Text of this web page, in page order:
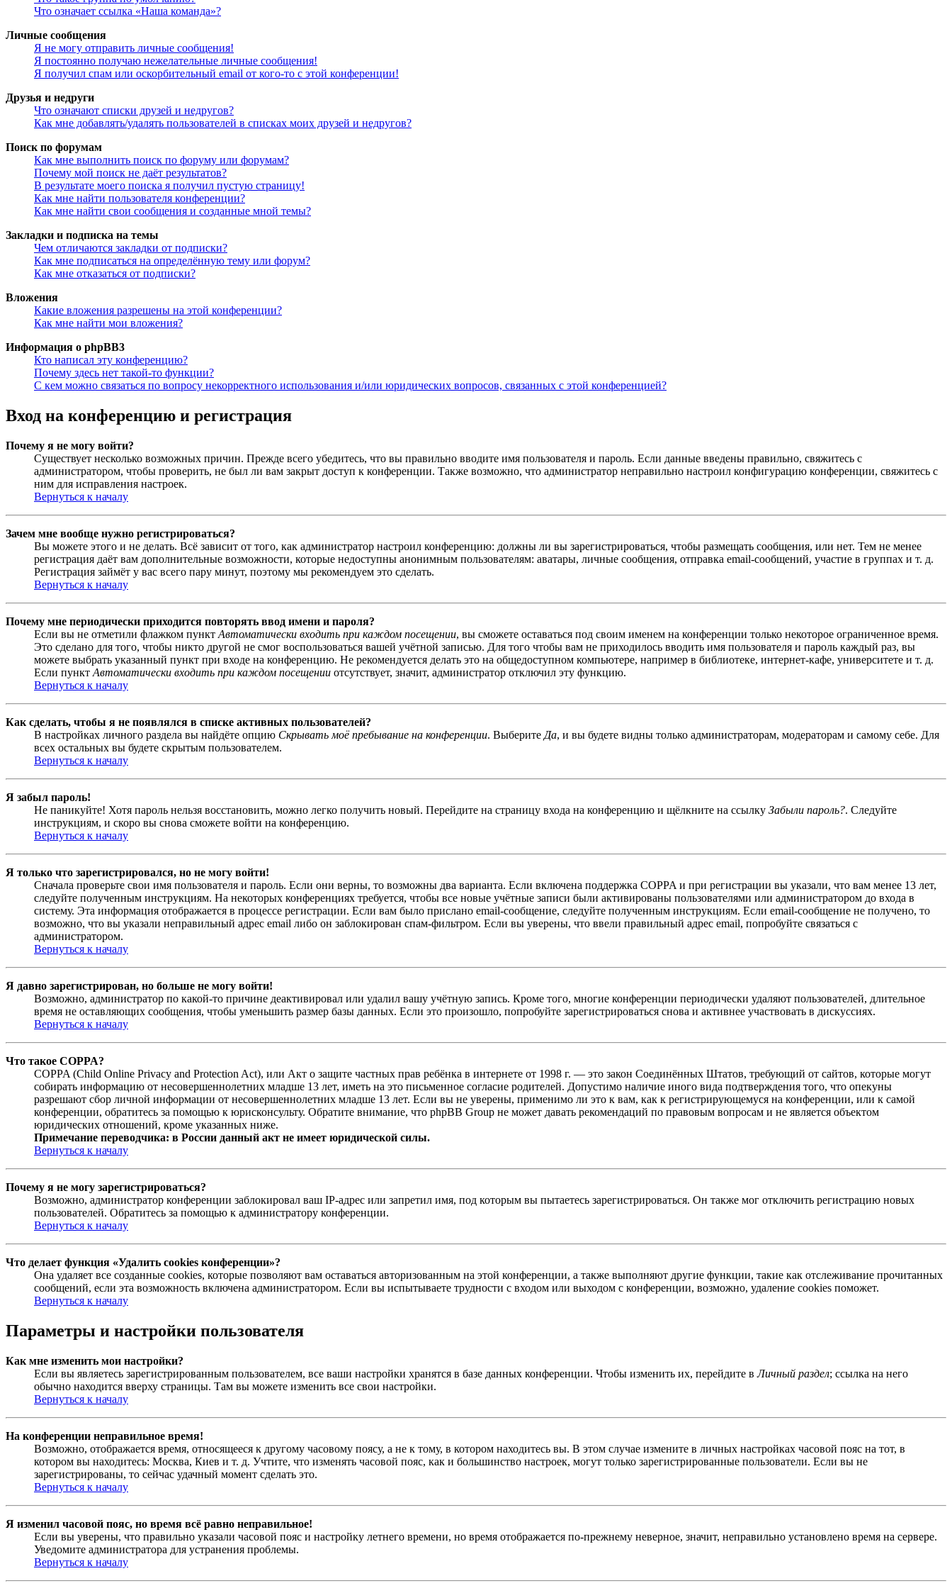
Что означает ссылка «Наша команда»?
Личные сообщения
Я не могу отправить личные сообщения!
Я постоянно получаю нежелательные личные сообщения!
Я получил спам или оскорбительный email от кого-то с этой конференции!
Друзья и недруги
Что означают списки друзей и недругов?
Как мне добавлять/удалять пользователей в списках моих друзей и недругов?
Поиск по форумам
Как мне выполнить поиск по форуму или форумам?
Почему мой поиск не даёт результатов?
В результате моего поиска я получил пустую страницу!
Как мне найти пользователя конференции?
Как мне найти свои сообщения и созданные мной темы?
Закладки и подписка на темы
Чем отличаются закладки от подписки?
Как мне подписаться на определённую тему или форум?
Как мне отказаться от подписки?
Вложения
Какие вложения разрешены на этой конференции?
Как мне найти мои вложения?
Информация о phpBB3
Кто написал эту конференцию?
Почему здесь нет такой-то функции?
С кем можно связаться по вопросу некорректного использования и/или юридических вопросов, связанных с этой конференцией?
Вход на конференцию и регистрация
Почему я не могу войти?
Существует несколько возможных причин. Прежде всего убедитесь, что вы правильно вводите имя пользователя и пароль. Если данные введены правильно, свяжитесь с
администратором, чтобы проверить, не был ли вам закрыт доступ к конференции. Также возможно, что администратор неправильно настроил конфигурацию конференции, свяжитесь с
ним для исправления настроек.
Вернуться к началу
Зачем мне вообще нужно регистрироваться?
Вы можете этого и не делать. Всё зависит от того, как администратор настроил конференцию: должны ли вы зарегистрироваться, чтобы размещать сообщения, или нет. Тем не менее
регистрация даёт вам дополнительные возможности, которые недоступны анонимным пользователям: аватары, личные сообщения, отправка email-сообщений, участие в группах и т. д.
Регистрация займёт у вас всего пару минут, поэтому мы рекомендуем это сделать.
Вернуться к началу
Почему мне периодически приходится повторять ввод имени и пароля?
Если вы не отметили флажком пункт Автоматически входить при каждом посещении, вы сможете оставаться под своим именем на конференции только некоторое ограниченное время.
Это сделано для того, чтобы никто другой не смог воспользоваться вашей учётной записью. Для того чтобы вам не приходилось вводить имя пользователя и пароль каждый раз, вы
можете выбрать указанный пункт при входе на конференцию. Не рекомендуется делать это на общедоступном компьютере, например в библиотеке, интернет-кафе, университете и т. д.
Если пункт Автоматически входить при каждом посещении отсутствует, значит, администратор отключил эту функцию.
Вернуться к началу
Как сделать, чтобы я не появлялся в списке активных пользователей?
В настройках личного раздела вы найдёте опцию Скрывать моё пребывание на конференции. Выберите Да, и вы будете видны только администраторам, модераторам и самому себе. Для
всех остальных вы будете скрытым пользователем.
Вернуться к началу
Я забыл пароль!
Не паникуйте! Хотя пароль нельзя восстановить, можно легко получить новый. Перейдите на страницу входа на конференцию и щёлкните на ссылку Забыли пароль?. Следуйте
инструкциям, и скоро вы снова сможете войти на конференцию.
Вернуться к началу
Я только что зарегистрировался, но не могу войти!
Сначала проверьте свои имя пользователя и пароль. Если они верны, то возможны два варианта. Если включена поддержка COPPA и при регистрации вы указали, что вам менее 13 лет,
следуйте полученным инструкциям. На некоторых конференциях требуется, чтобы все новые учётные записи были активированы пользователями или администратором до входа в
систему. Эта информация отображается в процессе регистрации. Если вам было прислано email-сообщение, следуйте полученным инструкциям. Если email-сообщение не получено, то
возможно, что вы указали неправильный адрес email либо он заблокирован спам-фильтром. Если вы уверены, что ввели правильный адрес email, попробуйте связаться с
администратором.
Вернуться к началу
Я давно зарегистрирован, но больше не могу войти!
Возможно, администратор по какой-то причине деактивировал или удалил вашу учётную запись. Кроме того, многие конференции периодически удаляют пользователей, длительное
время не оставляющих сообщения, чтобы уменьшить размер базы данных. Если это произошло, попробуйте зарегистрироваться снова и активнее участвовать в дискуссиях.
Вернуться к началу
Что такое COPPA?
COPPA (Child Online Privacy and Protection Act), или Акт о защите частных прав ребёнка в интернете от 1998 г. — это закон Соединённых Штатов, требующий от сайтов, которые могут
собирать информацию от несовершеннолетних младше 13 лет, иметь на это письменное согласие родителей. Допустимо наличие иного вида подтверждения того, что опекуны
разрешают сбор личной информации от несовершеннолетних младше 13 лет. Если вы не уверены, применимо ли это к вам, как к регистрирующемуся на конференции, или к самой
конференции, обратитесь за помощью к юрисконсульту. Обратите внимание, что phpBB Group не может давать рекомендаций по правовым вопросам и не является объектом
юридических отношений, кроме указанных ниже.
Примечание переводчика: в России данный акт не имеет юридической силы.
Вернуться к началу
Почему я не могу зарегистрироваться?
Возможно, администратор конференции заблокировал ваш IP-адрес или запретил имя, под которым вы пытаетесь зарегистрироваться. Он также мог отключить регистрацию новых
пользователей. Обратитесь за помощью к администратору конференции.
Вернуться к началу
Что делает функция «Удалить cookies конференции»?
Она удаляет все созданные cookies, которые позволяют вам оставаться авторизованным на этой конференции, а также выполняют другие функции, такие как отслеживание прочитанных
сообщений, если эта возможность включена администратором. Если вы испытываете трудности с входом или выходом с конференции, возможно, удаление cookies поможет.
Вернуться к началу
Параметры и настройки пользователя
Как мне изменить мои настройки?
Если вы являетесь зарегистрированным пользователем, все ваши настройки хранятся в базе данных конференции. Чтобы изменить их, перейдите вЛичный раздел; ссылка на него
обычно находится вверху страницы. Там вы можете изменить все свои настройки.
Вернуться к началу
На конференции неправильное время!
Возможно, отображается время, относящееся к другому часовому поясу, а не к тому, в котором находитесь вы. В этом случае измените в личных настройках часовой пояс на тот, в
котором вы находитесь: Москва, Киев и т. д. Учтите, что изменять часовой пояс, как и большинство настроек, могут только зарегистрированные пользователи. Если вы не
зарегистрированы, то сейчас удачный момент сделать это.
Вернуться к началу
Я изменил часовой пояс, но время всё равно неправильное!
Если вы уверены, что правильно указали часовой пояс и настройку летнего времени, но время отображается по-прежнему неверное, значит, неправильно установлено время на сервере.
Уведомите администратора для устранения проблемы.
Вернуться к началу